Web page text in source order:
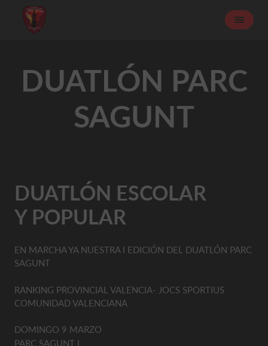
DUATLÓN PARC
SAGUNT
DUATLÓN ESCOLAR
Y POPULAR
EN MARCHA YA NUESTRA I EDICIÓN DEL DUATLÓN PARC
SAGUNT
RANKING PROVINCIAL VALENCIA- JOCS SPORTIUS
COMUNIDAD VALENCIANA
DOMINGO 9 MARZO
PARC SAGUNT I